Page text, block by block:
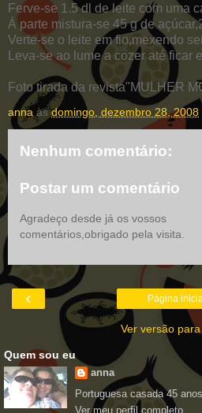
Ferve-se 1.5 dl de leite com uma
Á parte mistura-se 45 g de
Verte-se o leite em fio,mexendo
Leva-se ao lume a cozer até ficar
Foto tirada da revista"MULHER
anna àsdomingo, dezembro 28, 2008
Nenhum comentário:
Postar um comentário
Agradeço desde já os vossos
comentários,obrigado pela visita.
‹ Página
Ver versão
Quem sou eu
anna
Portuguesa casada 45
Ver meu perfil completo